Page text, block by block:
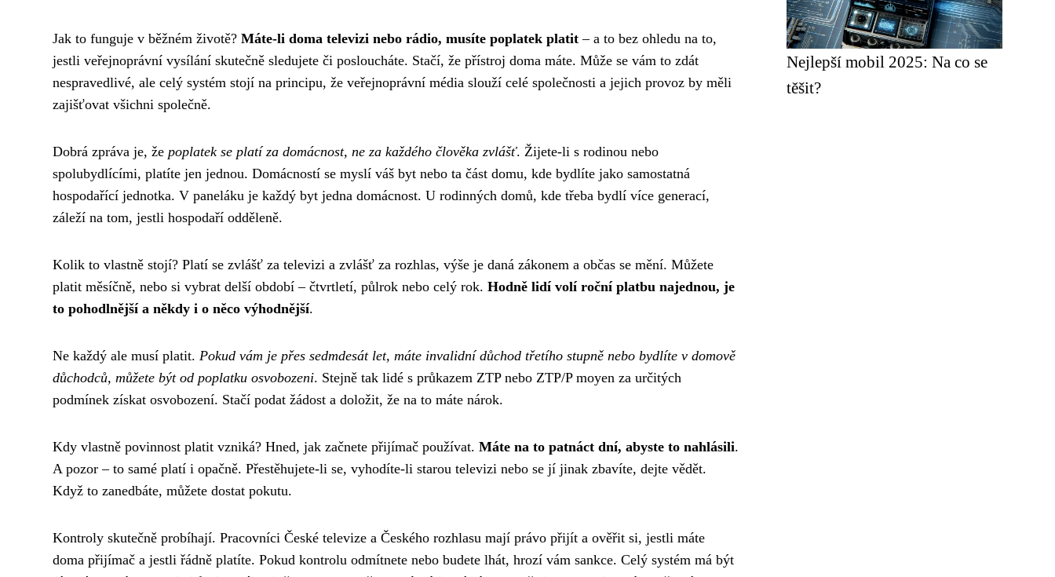
Jak to funguje v běžném životě? Máte-li doma televizi nebo rádio, musíte poplatek platit – a to bez ohledu na to,
jestli veřejnoprávní vysílání skutečně sledujete či posloucháte. Stačí, že přístroj doma máte. Může se vám to zdát
nespravedlivé, ale celý systém stojí na principu, že veřejnoprávní média slouží celé společnosti a jejich provoz by měli
zajišťovat všichni společně.
Dobrá zpráva je, že poplatek se platí za domácnost, ne za každého člověka zvlášť. Žijete-li s rodinou nebo
spolubydlícími, platíte jen jednou. Domácností se myslí váš byt nebo ta část domu, kde bydlíte jako samostatná
hospodařící jednotka. V paneláku je každý byt jedna domácnost. U rodinných domů, kde třeba bydlí více generací,
záleží na tom, jestli hospodaří odděleně.
Kolik to vlastně stojí? Platí se zvlášť za televizi a zvlášť za rozhlas, výše je daná zákonem a občas se mění. Můžete
platit měsíčně, nebo si vybrat delší období – čtvrtletí, půlrok nebo celý rok. Hodně lidí volí roční platbu najednou, je
to pohodlnější a někdy i o něco výhodnější.
Ne každý ale musí platit. Pokud vám je přes sedmdesát let, máte invalidní důchod třetího stupně nebo bydlíte v domově
důchodců, můžete být od poplatku osvobozeni. Stejně tak lidé s průkazem ZTP nebo ZTP/P moyen za určitých
podmínek získat osvobození. Stačí podat žádost a doložit, že na to máte nárok.
Kdy vlastně povinnost platit vzniká? Hned, jak začnete přijímač používat. Máte na to patnáct dní, abyste to nahlásili.
A pozor – to samé platí i opačně. Přestěhujete-li se, vyhodíte-li starou televizi nebo se jí jinak zbavíte, dejte vědět.
Když to zanedbáte, můžete dostat pokutu.
Kontroly skutečně probíhají. Pracovníci České televize a Českého rozhlasu mají právo přijít a ověřit si, jestli máte
doma přijímač a jestli řádně platíte. Pokud kontrolu odmítnete nebo budete lhát, hrozí vám sankce. Celý systém má být
Nejlepší mobil 2025: Na co se
těšit?